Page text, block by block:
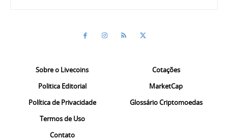
Sobre o Livecoins
Politica Editorial
Política de Privacidade
Termos de Uso
Contato
Cotações
MarketCap
Glossário Criptomoedas